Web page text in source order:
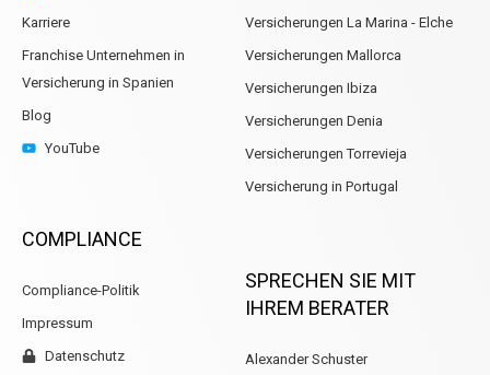
Karriere
Franchise Unternehmen in
Versicherung in Spanien
Blog
YouTube
COMPLIANCE
Compliance-Politik
Impressum
Datenschutz
Versicherungen La Marina - Elche
Versicherungen Mallorca
Versicherungen Ibiza
Versicherungen Denia
Versicherungen Torrevieja
Versicherung in Portugal
SPRECHEN SIE MIT
IHREM BERATER
Alexander Schuster